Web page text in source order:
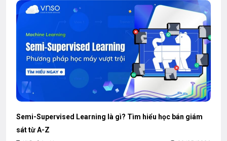
Semi-Supervised Learning là gì? Tìm hiểu học bán giám
sát từ A-Z